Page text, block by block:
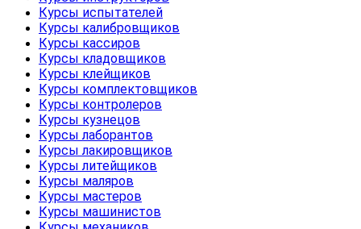
Курсы испытателей
Курсы калибровщиков
Курсы кассиров
Курсы кладовщиков
Курсы клейщиков
Курсы комплектовщиков
Курсы контролеров
Курсы кузнецов
Курсы лаборантов
Курсы лакировщиков
Курсы литейщиков
Курсы маляров
Курсы мастеров
Курсы машинистов